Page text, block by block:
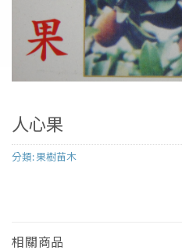
人心果
分類:果樹苗木
相關商品